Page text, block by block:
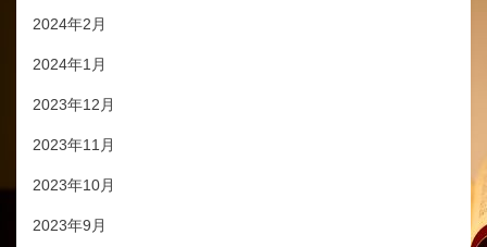
2024年2月
2024年1月
2023年12月
2023年11月
2023年10月
2023年9月